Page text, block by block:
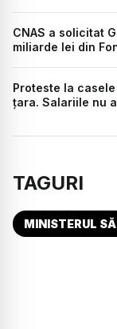
CNAS a solicitat
miliarde lei din
Proteste la
țara. Salariile nu
TAGURI
MINISTERUL